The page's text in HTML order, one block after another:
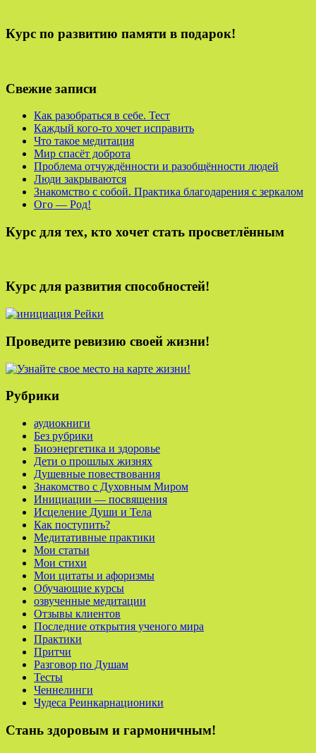
Курс по развитию памяти в подарок!
Свежие записи
Как разобраться в себе. Тест
Каждый кого-то хочет исправить
Что такое медитация
Мир спасёт доброта
Проблема отчуждённости и разобщённости людей
Люди закрываются
Знакомство с собой. Практика благодарения с зеркалом
Ого — Род!
Курс для тех, кто хочет стать просветлённым
Курс для развития способностей!
Проведите ревизию своей жизни!
Рубрики
аудиокниги
Без рубрики
Биоэнергетика и здоровье
Дети о прошлых жизнях
Душевные повествования
Знакомство с Духовным Миром
Инициации — посвящения
Исцеление Души и Тела
Как поступить?
Медитативные практики
Мои статьи
Мои стихи
Мои цитаты и афоризмы
Обучающие курсы
озвученные медитации
Отзывы клиентов
Последние открытия ученого мира
Практики
Притчи
Разговор по Душам
Тесты
Ченнелинги
Чудеса Реинкарнационики
Стань здоровым и гармоничным!